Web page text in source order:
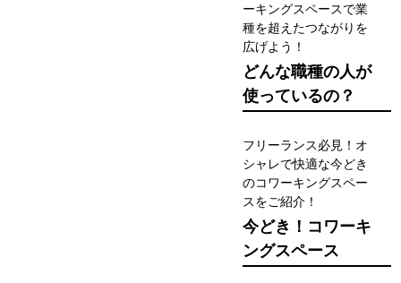
ーキングスペースで業
種を超えたつながりを
広げよう！
どんな職種の人が
使っているの？
フリーランス必見！オ
シャレで快適な今どき
のコワーキングスペー
スをご紹介！
今どき！コワーキ
ングスペース